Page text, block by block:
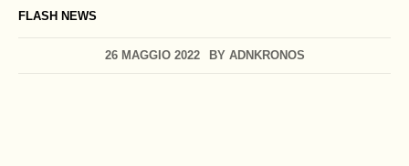
FLASH NEWS
26 MAGGIO 2022 BY ADNKRONOS